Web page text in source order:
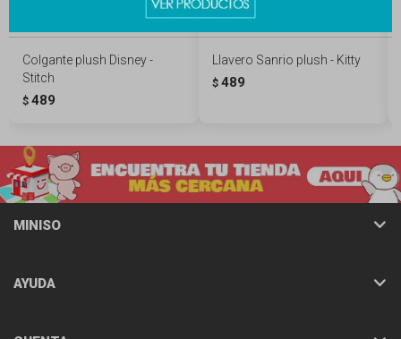
Colgante plush Disney -
Stitch
$ 489
Llavero Sanrio plush - Kitty
$ 489
MINISO
AYUDA